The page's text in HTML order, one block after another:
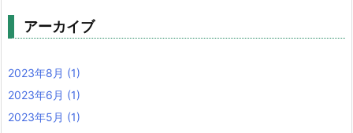
アーカイブ
2023年8月 (1)
2023年6月 (1)
2023年5月 (1)